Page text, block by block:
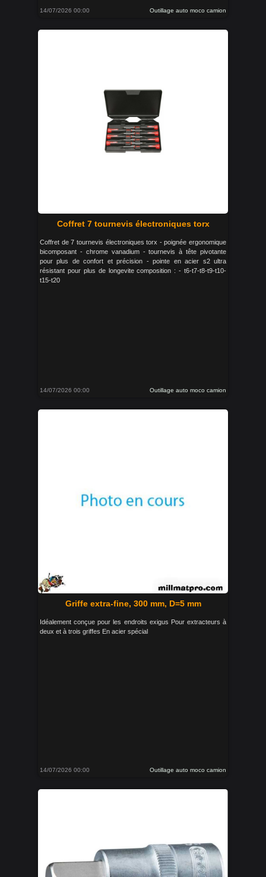
14/07/2026 00:00 Outillage auto moco camion
Coffret 7 tournevis électroniques torx
Coffret de 7 tournevis électroniques torx - poignée ergonomique
bicomposant - chrome vanadium - tournevis à tête pivotante
pour plus de confort et précision - pointe en acier s2 ultra
résistant pour plus de longevite composition : - t6-t7-t8-t9-t10-
t15-t20
14/07/2026 00:00 Outillage auto moco camion
Griffe extra-fine, 300 mm, D=5 mm
Idéalement conçue pour les endroits exigus Pour extracteurs à
deux et à trois griffes En acier spécial
14/07/2026 00:00 Outillage auto moco camion